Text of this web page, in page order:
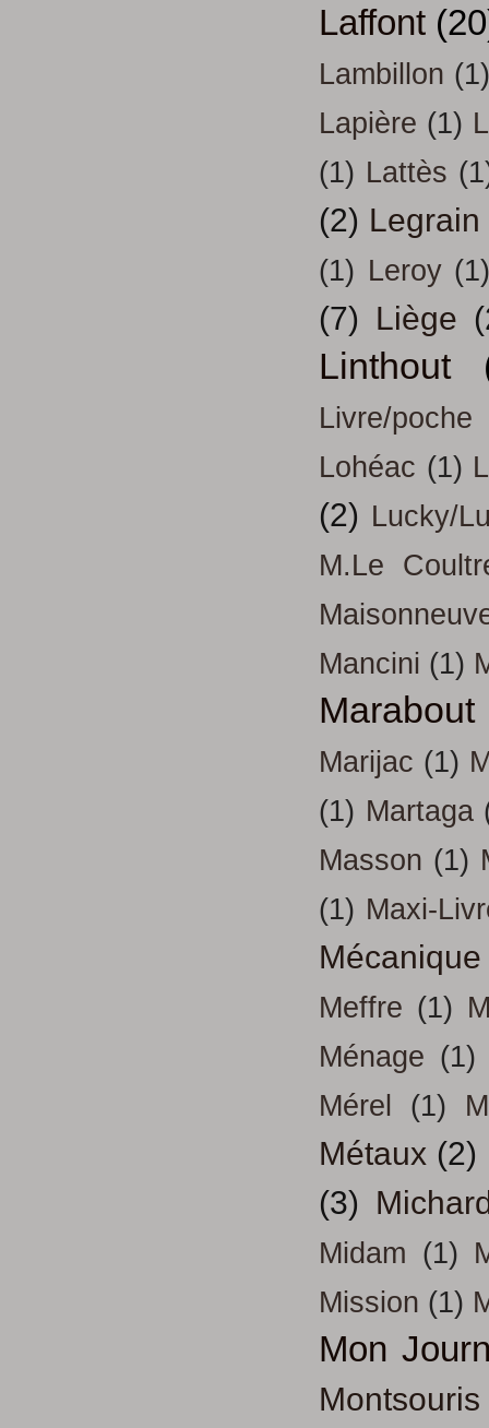
Laffont
Lambillon (1)
Lapière (1)
(1) Lattès
(2) Legrain
(1) Leroy
(7) Liège
Linthout
Livre/poche
Lohéac (1)
(2) Lucky/
M.Le
Mancini (1)
Marabout
Marijac (1)
(1) Martaga
Masson (1)
(1) Maxi-
Mécanique
Meffre (1)
Ménage (1)
Mérel
(1)
Métaux (2)
(3)
Midam (1)
Mission (1)
Mon
Montsouris